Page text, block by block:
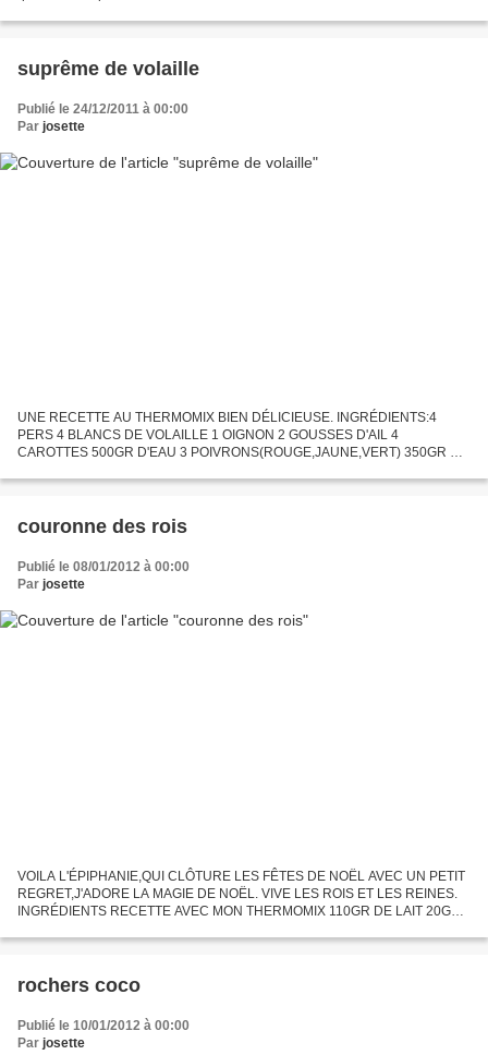
suprême de volaille
Publié le 24/12/2011 à 00:00
Par josette
UNE RECETTE AU THERMOMIX BIEN DÉLICIEUSE. INGRÉDIENTS:4
PERS 4 BLANCS DE VOLAILLE 1 OIGNON 2 GOUSSES D'AIL 4
CAROTTES 500GR D'EAU 3 POIVRONS(ROUGE,JAUNE,VERT) 350GR DE
2C A S DE MOUTARDE 1/2 JUS...
couronne des rois
Publié le 08/01/2012 à 00:00
Par josette
VOILA L'ÉPIPHANIE,QUI CLÔTURE LES FÊTES DE NOËL AVEC UN PETIT
REGRET,J'ADORE LA MAGIE DE NOËL. VIVE LES ROIS ET LES REINES.
INGRÉDIENTS RECETTE AVEC MON THERMOMIX 110GR DE LAIT 20GR
MOU 100GR DE...
rochers coco
Publié le 10/01/2012 à 00:00
Par josette